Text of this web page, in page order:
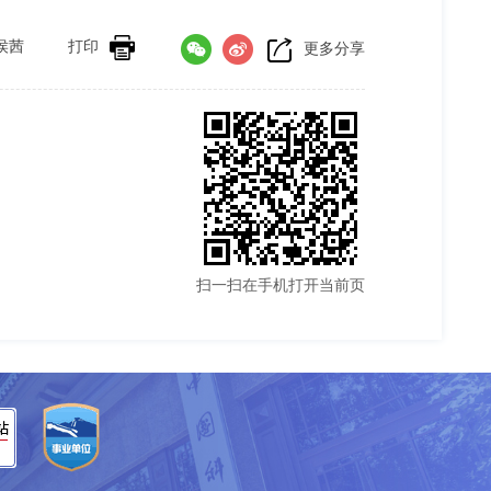
更多分享
打印
茜
扫一扫在手机打开当前页